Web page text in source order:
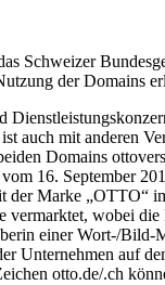
Schweizer
der Domains
auch mit anderen
Domains
16. September
Marke
wobei
einer Wort-/
Unternehmen auf
otto.de/.ch